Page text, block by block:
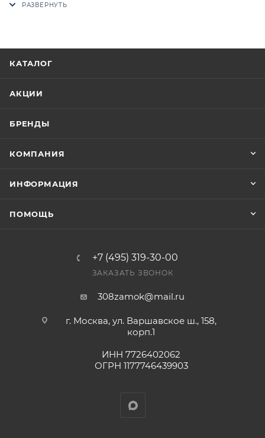
окончательными. После оформления заказа
заказ был получен.
Конечная цена будет отображена в высланном
Фактом подтверждения покупки будет считаться
КАТАЛОГ
АКЦИИ
БРЕНДЫ
КОМПАНИЯ
ИНФОРМАЦИЯ
ПОМОЩЬ
+7 (495) 319-30-00
ЗАКАЗАТЬ ЗВОНОК
308zamok@mail.ru
г. Москва, ул. Варшавское ш., 158,
корп.1
ИНН 7726402062
ОГРН 1177746439903